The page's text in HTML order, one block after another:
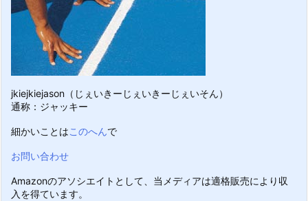
jkiejkiejason（じぇいきーじぇいきーじぇいそん）
通称：ジャッキー
細かいことはこのへんで
お問い合わせ
Amazonのアソシエイトとして、当メディアは適格販売により収
入を得ています。